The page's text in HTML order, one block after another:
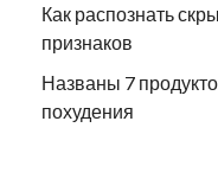
Как распознать
признаков
Названы 7
похудения